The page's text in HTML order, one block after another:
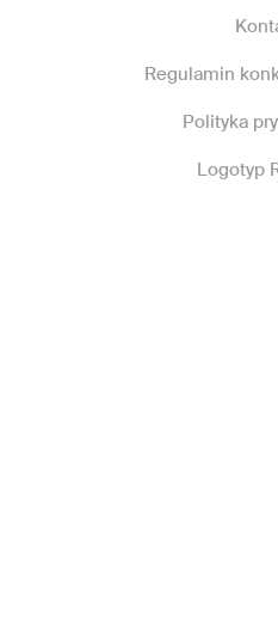
Regulamin
Polityka
Logotyp